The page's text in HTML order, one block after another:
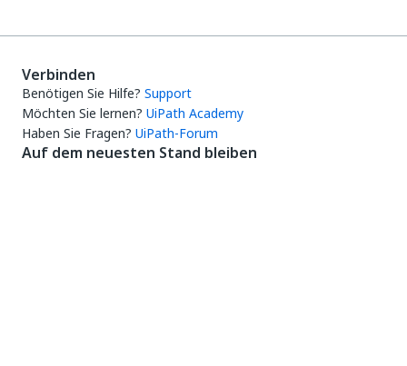
Verbinden
Benötigen Sie Hilfe? Support
Möchten Sie lernen? UiPath Academy
Haben Sie Fragen? UiPath-Forum
Auf dem neuesten Stand bleiben